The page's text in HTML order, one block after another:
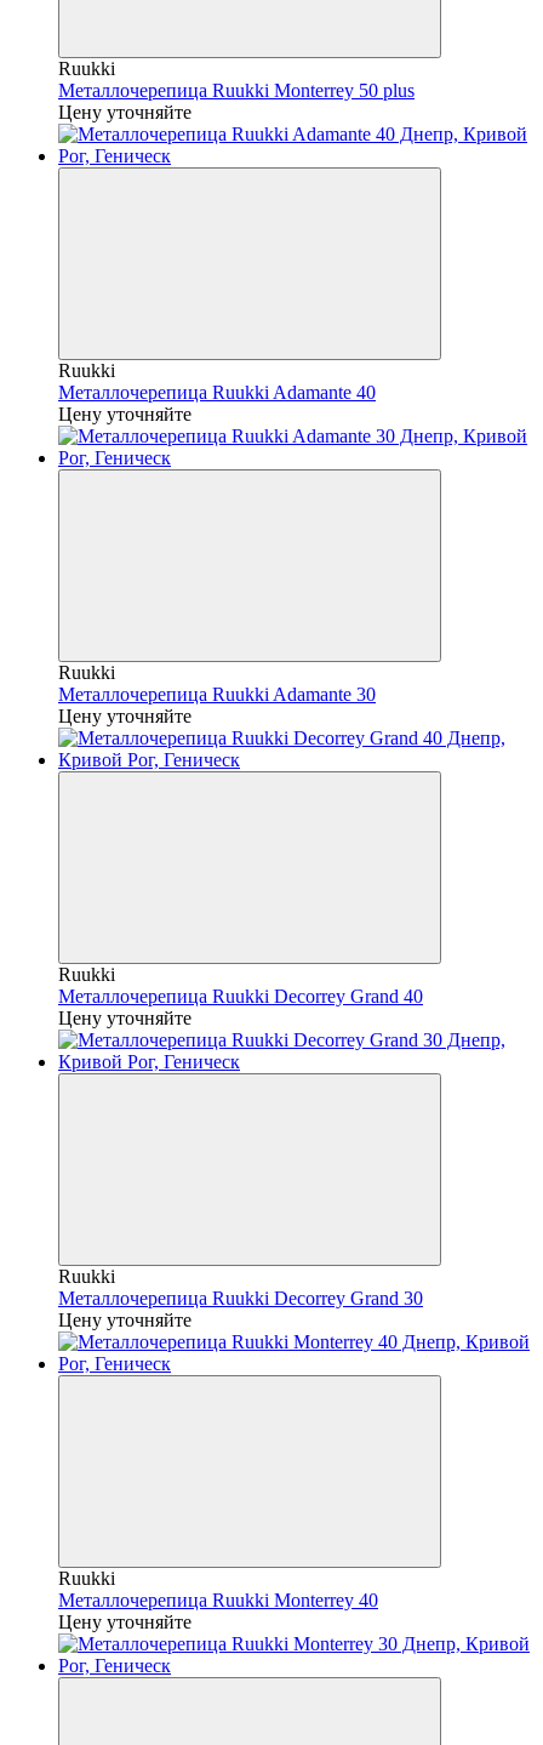
Ruukki
Металлочерепица Ruukki Monterrey 50 plus
Цену уточняйте
Ruukki
Металлочерепица Ruukki Adamante 40
Цену уточняйте
Ruukki
Металлочерепица Ruukki Adamante 30
Цену уточняйте
Ruukki
Металлочерепица Ruukki Decorrey Grand 40
Цену уточняйте
Ruukki
Металлочерепица Ruukki Decorrey Grand 30
Цену уточняйте
Ruukki
Металлочерепица Ruukki Monterrey 40
Цену уточняйте